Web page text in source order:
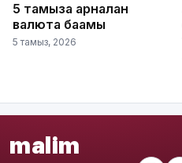
5 тамызға арналған
валюта бағамы
5 тамыз, 2026
malim